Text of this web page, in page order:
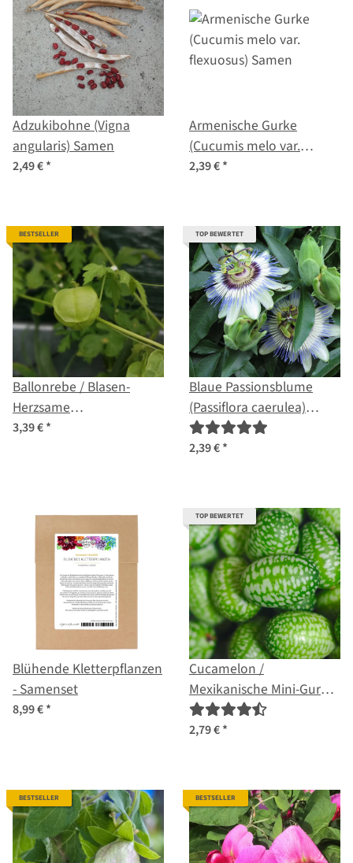
Adzukibohne (Vigna
angularis) Samen
2,49 €*
Armenische Gurke
(Cucumis melo var.
flexuosus) Samen
2,39 €*
BESTSELLER
Ballonrebe / Blasen-
Herzsame
(Cardiospermum
3,39 €*
TOP BEWERTET
Blaue Passionsblume
(Passiflora caerulea)
Samen
2,39 €*
Blühende Kletterpflanzen
- Samenset
8,99 €*
TOP BEWERTET
Cucamelon /
Mexikanische Mini-Gurke
(Melothria scabra) Samen
2,79 €*
BESTSELLER BESTSELLER